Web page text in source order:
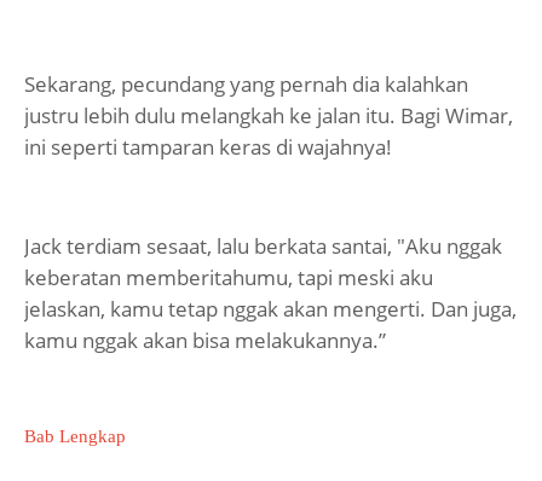
Sekarang, pecundang yang pernah dia kalahkan
justru lebih dulu melangkah ke jalan itu. Bagi Wimar,
ini seperti tamparan keras di wajahnya!
Jack terdiam sesaat, lalu berkata santai, "Aku nggak
keberatan memberitahumu, tapi meski aku
jelaskan, kamu tetap nggak akan mengerti. Dan juga,
kamu nggak akan bisa melakukannya.”
Bab Lengkap